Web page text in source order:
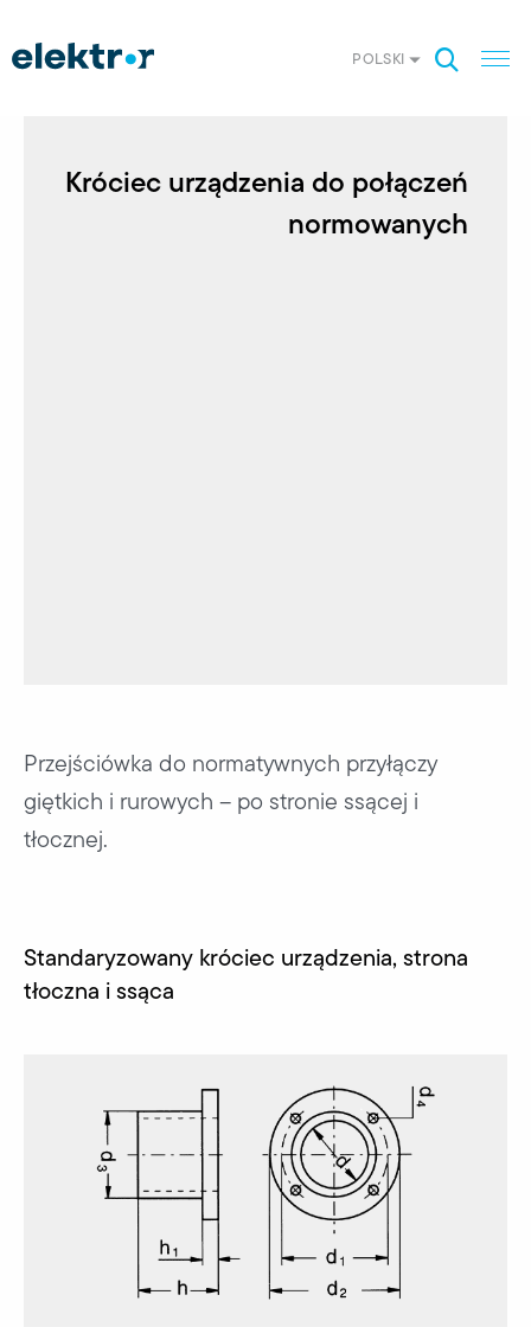
POLSKI
Króciec urządzenia do połączeń
normowanych
Przejściówka do normatywnych przyłączy
giętkich i rurowych – po stronie ssącej i
tłocznej.
Standaryzowany króciec urządzenia, strona
tłoczna i ssąca